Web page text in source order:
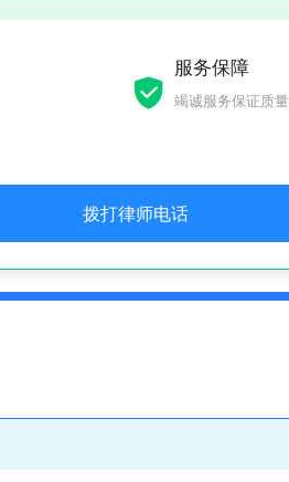
服务保障
竭诚服务保证质量
拨打律师电话